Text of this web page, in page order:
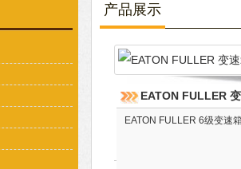
产品展示
EATON FULLER
EATON FULLER 6级变速